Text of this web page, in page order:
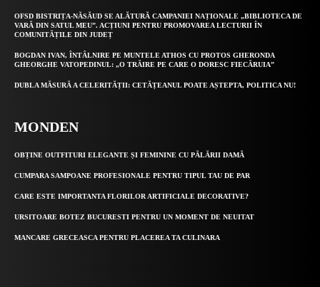
OFSD BISTRIȚA-NĂSĂUD SE ALĂTURĂ CAMPANIEI NAȚIONALE „BIBLIOTECA DE
VARĂ DIN SATUL MEU”. ACȚIUNI PENTRU PROMOVAREA LECTURII ÎN
COMUNITĂȚILE DIN JUDEȚ
BOGDAN IVAN, ÎNTÂLNIRE PE MUNTELE ATHOS CU PROTOS GHERONDA
GHEORGHE VATOPEDINUL: „O TRĂIRE PE CARE O DORESC FIECĂRUIA”
DUBLA MĂSURĂ A CELERITĂȚII: CETĂȚEANUL POATE AȘTEPTA, POLITICA NU!
MONDEN
OBȚINE OUTFITURI ELEGANTE ȘI FEMININE CU PĂLĂRII DAMĂ
CUMPARA SAMPOANE PROFESIONALE PENTRU TIPUL TAU DE PAR
CARE ESTE IMPORTANTA FLORILOR ARTIFICIALE DECORATIVE?
URSITOARE BOTEZ BUCURESTI PENTRU UN MOMENT DE NEUITAT
MANCARE GRECEASCA PENTRU PLACEREA TA CULINARA